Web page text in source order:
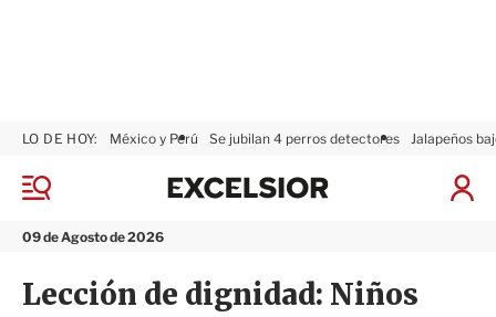
M
n
09 de Agosto de 2026
LO DE HOY: México y Perú Se jubilan 4 perros detectores Jalapeños
I
x
s
i
Lección de dignidad: Niños